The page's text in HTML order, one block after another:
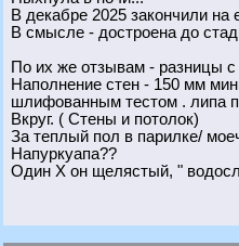
В декабре 2025 закончили на
В смысле - достроена до
По их же отзывам - разницы
Наполнение стен - 150 мм
шлифованным тестом . липа
Вкруг. ( Стены и потолок)
За теплый пол в парилке/
Напуркуапа??
Один Х он щелястый, "